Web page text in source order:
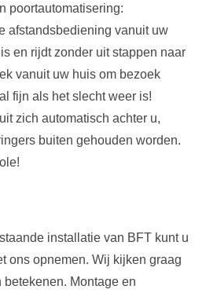
poortautomatisering:
afstandsbediening vanuit uw
en rijdt zonder uit stappen naar
vanuit uw huis om bezoek
fijn als het slecht weer is!
zich automatisch achter u,
buiten gehouden worden.
installatie van BFT kunt u
ons opnemen. Wij kijken graag
Montage en